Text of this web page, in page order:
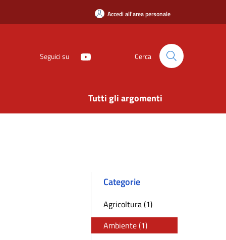
Accedi all'area personale
Seguici su Cerca
Tutti gli argomenti
Categorie
Agricoltura (1)
Ambiente (1)